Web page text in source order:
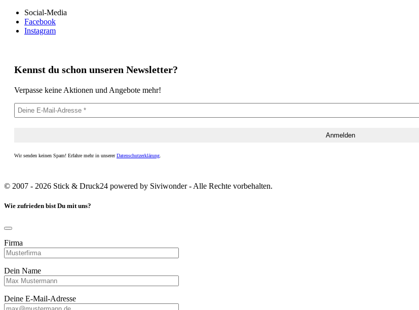
Social-Media
Facebook
Instagram
Kennst du schon unseren Newsletter?
Verpasse keine Aktionen und Angebote mehr!
Wir senden keinen Spam! Erfahre mehr in unsererDatenschutzerklärung
© 2007 - 2026 Stick & Druck24 powered by Siviwonder - Alle Rechte vorbehalten.
Wie zufrieden bist Du mit uns?
Firma
Dein Name
Deine E-Mail-Adresse